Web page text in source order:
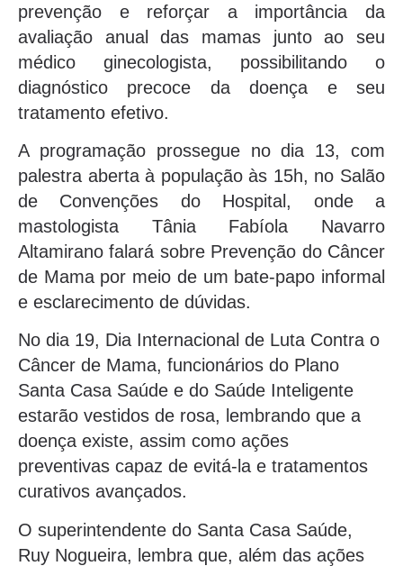
prevenção e reforçar a importância da
avaliação anual das mamas junto ao seu
médico ginecologista, possibilitando o
diagnóstico precoce da doença e seu
tratamento efetivo.
A programação prossegue no dia 13, com
palestra aberta à população às 15h, no Salão
de Convenções do Hospital, onde a
mastologista Tânia Fabíola Navarro
Altamirano falará sobre Prevenção do Câncer
de Mama por meio de um bate-papo informal
e esclarecimento de dúvidas.
No dia 19, Dia Internacional de Luta Contra o
Câncer de Mama, funcionários do Plano
Santa Casa Saúde e do Saúde Inteligente
estarão vestidos de rosa, lembrando que a
doença existe, assim como ações
preventivas capaz de evitá-la e tratamentos
curativos avançados.
O superintendente do Santa Casa Saúde,
Ruy Nogueira, lembra que, além das ações